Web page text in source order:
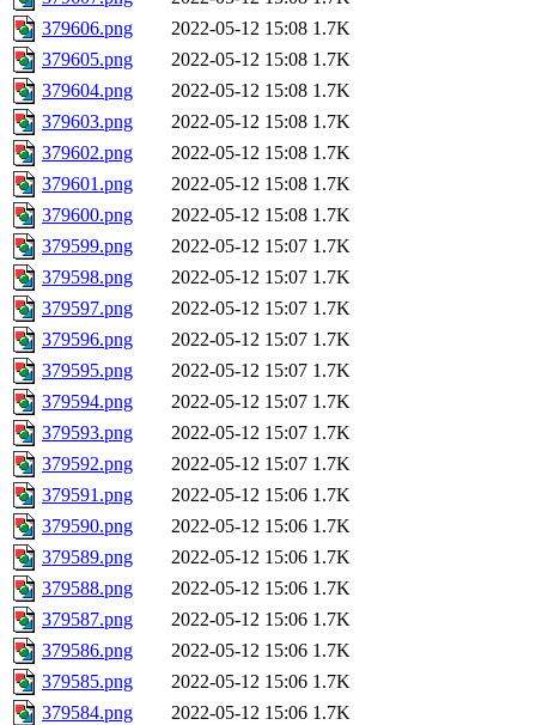
379606.png
2022-05-12 15:08 1.7K
379605.png
2022-05-12 15:08 1.7K
379604.png
2022-05-12 15:08 1.7K
379603.png
2022-05-12 15:08 1.7K
379602.png
2022-05-12 15:08 1.7K
379601.png
2022-05-12 15:08 1.7K
379600.png
2022-05-12 15:08 1.7K
379599.png
2022-05-12 15:07 1.7K
379598.png
2022-05-12 15:07 1.7K
379597.png
2022-05-12 15:07 1.7K
379596.png
2022-05-12 15:07 1.7K
379595.png
2022-05-12 15:07 1.7K
379594.png
2022-05-12 15:07 1.7K
379593.png
2022-05-12 15:07 1.7K
379592.png
2022-05-12 15:07 1.7K
379591.png
2022-05-12 15:06 1.7K
379590.png
2022-05-12 15:06 1.7K
379589.png
2022-05-12 15:06 1.7K
379588.png
2022-05-12 15:06 1.7K
379587.png
2022-05-12 15:06 1.7K
379586.png
2022-05-12 15:06 1.7K
379585.png
2022-05-12 15:06 1.7K
379584.png
2022-05-12 15:06 1.7K